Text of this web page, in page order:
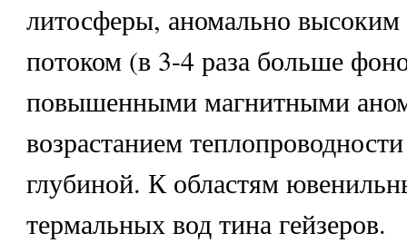
литосферы, аномально
потоком (в 3-4 раза больше
повышенными магнитными
возрастанием
глубиной. К областям
термальных вод тина гейзеров.